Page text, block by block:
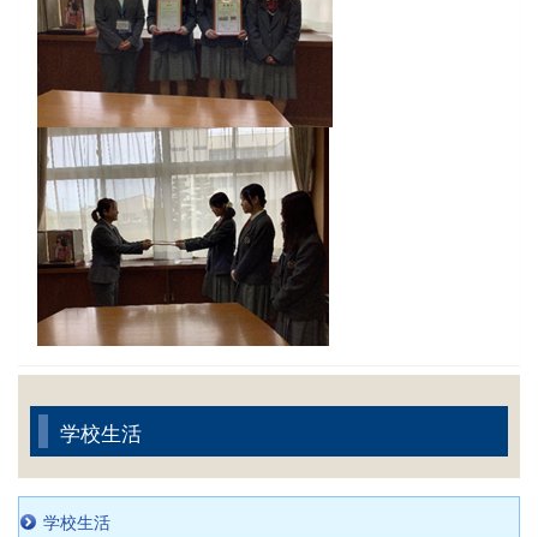
学校生活
学校生活